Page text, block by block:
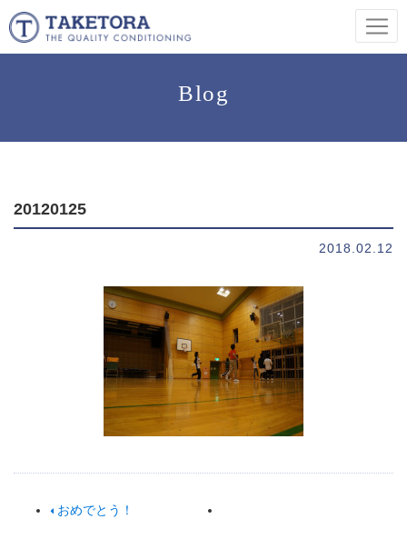
Blog
20120125
2018.02.12
おめでとう！